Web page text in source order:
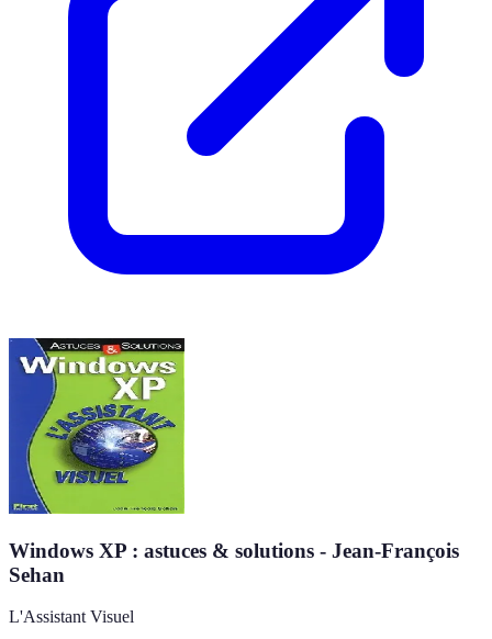
Windows XP : astuces & solutions - Jean-François
Sehan
L'Assistant Visuel